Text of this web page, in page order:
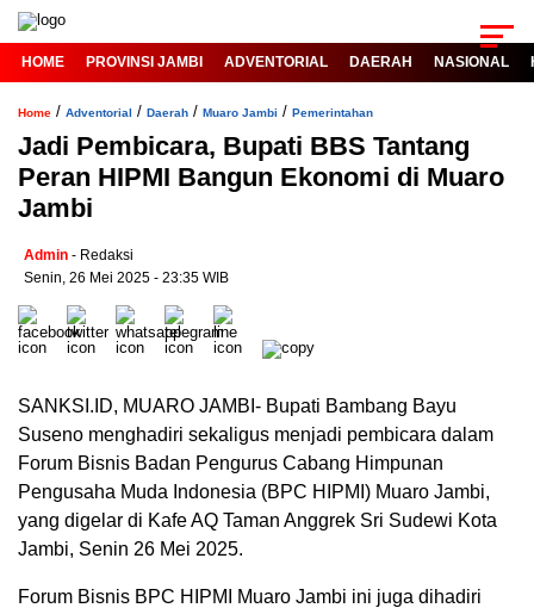
HOME PROVINSI JAMBI ADVENTORIAL DAERAH NASIONAL
Home / Adventorial / Daerah / Muaro Jambi / Pemerintahan
Jadi Pembicara, Bupati BBS Tantang
Peran HIPMI Bangun Ekonomi di Muaro
Jambi
Admin - Redaksi
Senin, 26 Mei 2025 - 23:35 WIB
SANKSI.ID, MUARO JAMBI- Bupati Bambang Bayu
Suseno menghadiri sekaligus menjadi pembicara dalam
Forum Bisnis Badan Pengurus Cabang Himpunan
Pengusaha Muda Indonesia (BPC HIPMI) Muaro Jambi,
yang digelar di Kafe AQ Taman Anggrek Sri Sudewi Kota
Jambi, Senin 26 Mei 2025.
Forum Bisnis BPC HIPMI Muaro Jambi ini juga dihadiri